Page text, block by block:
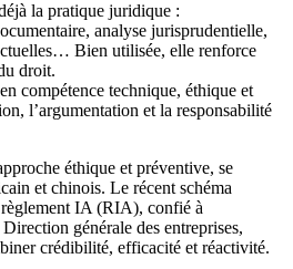
la pratique juridique :
analyse jurisprudentielle,
Bien utilisée, elle renforce
droit.
compétence technique, éthique et
l’argumentation et la responsabilité
éthique et préventive, se
et chinois. Le récent schéma
IA (RIA), confié à
générale des entreprises,
crédibilité, efficacité et réactivité.